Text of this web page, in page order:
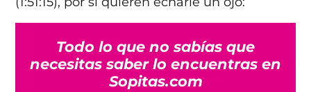
Todo lo que no sabías que
necesitas saber lo encuentras en
Sopitas.com